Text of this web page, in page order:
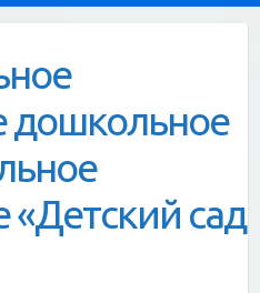
дошкольное
сад